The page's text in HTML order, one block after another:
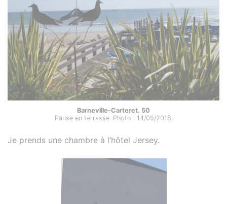
Barneville-Carteret. 50
Pause en terrasse. Photo : 14/05/2018.
Je prends une chambre à l’hôtel Jersey.